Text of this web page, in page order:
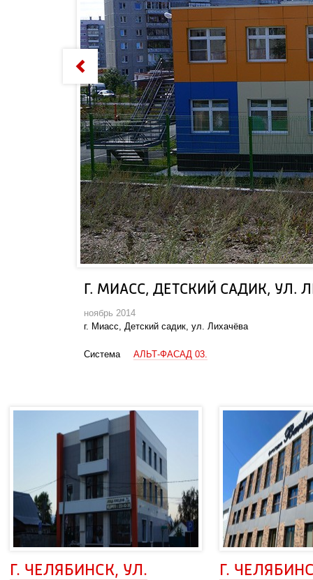
Г. МИАСС, ДЕТСКИЙ САДИК, УЛ.
ноябрь 2014
г. Миасс, Детский садик, ул. Лихачёва
Система АЛЬТ-ФАСАД 03.
Г. ЧЕЛЯБИНСК, УЛ.
Г.